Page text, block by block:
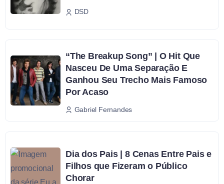
DSD
“The Breakup Song” | O Hit Que
Nasceu De Uma Separação E
Ganhou Seu Trecho Mais Famoso
Por Acaso
Gabriel Fernandes
Dia dos Pais | 8 Cenas Entre Pais e
Filhos que Fizeram o Público
Chorar